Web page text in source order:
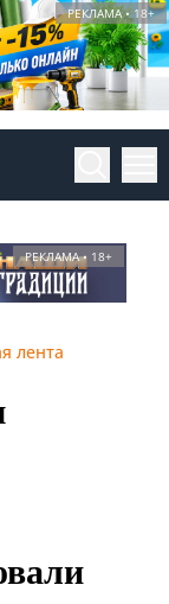
РЕКЛАМА • 18+
РЕКЛАМА • 18+
лента